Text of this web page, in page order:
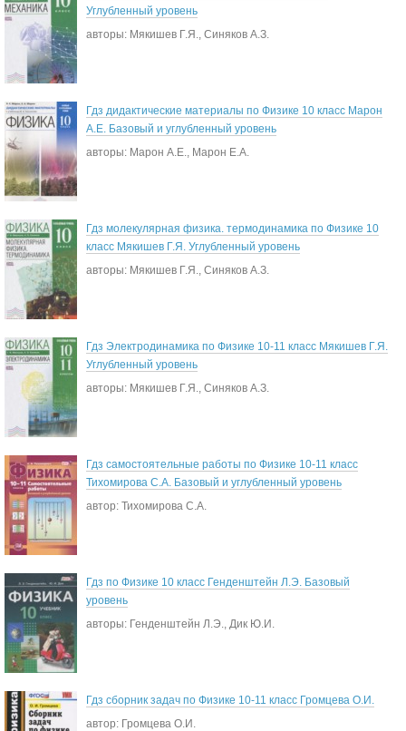
Углубленный уровень
авторы: Мякишев Г.Я., Синяков А.З.
Гдз дидактические материалы по Физике 10 класс Марон
А.Е. Базовый и углубленный уровень
авторы: Марон А.Е., Марон Е.А.
Гдз молекулярная физика. термодинамика по Физике 10
класс Мякишев Г.Я. Углубленный уровень
авторы: Мякишев Г.Я., Синяков А.З.
Гдз Электродинамика по Физике 10-11 класс Мякишев Г.Я.
Углубленный уровень
авторы: Мякишев Г.Я., Синяков А.З.
Гдз самостоятельные работы по Физике 10-11 класс
Тихомирова С.А. Базовый и углубленный уровень
автор: Тихомирова С.А.
Гдз по Физике 10 класс Генденштейн Л.Э. Базовый
уровень
авторы: Генденштейн Л.Э., Дик Ю.И.
Гдз сборник задач по Физике 10-11 класс Громцева О.И.
автор: Громцева О.И.